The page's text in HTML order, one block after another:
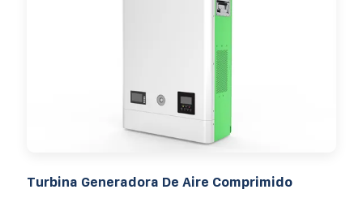
Turbina Generadora De Aire Comprimido